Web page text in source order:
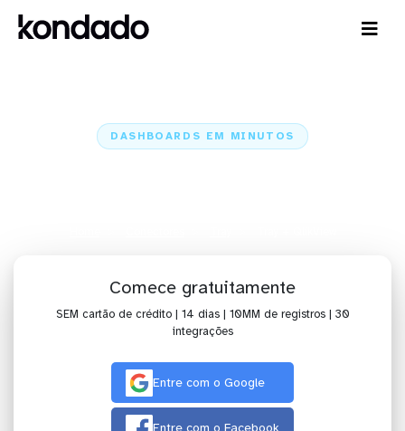
DASHBOARDS EM MINUTOS
Comece gratuitamente
SEM cartão de crédito | 14 dias | 10MM de registros | 30
integrações
Entre com o Google